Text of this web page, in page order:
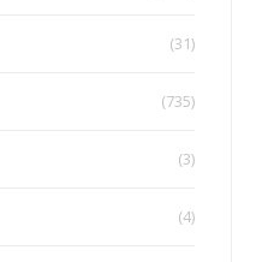
(31)
(735)
(3)
(4)